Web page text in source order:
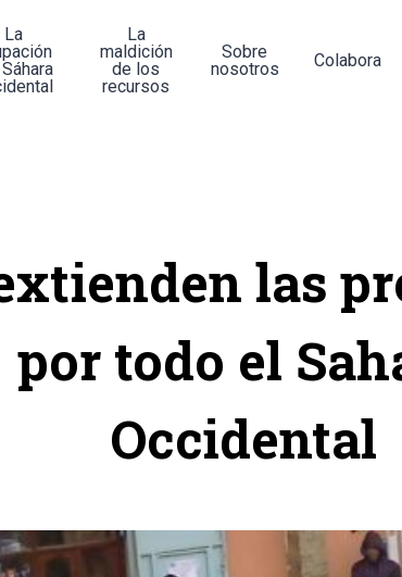
La
La
maldición
de los
recursos
Sobre
nosotros
Colabora
las
por todo el
Occidental